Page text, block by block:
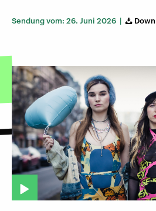
Sendung vom: 26. Juni 2026 |